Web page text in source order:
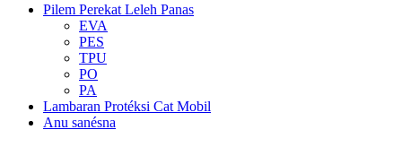
Pilem Perekat Leleh Panas
EVA
PES
TPU
PO
PA
Lambaran Protéksi Cat Mobil
Anu sanésna